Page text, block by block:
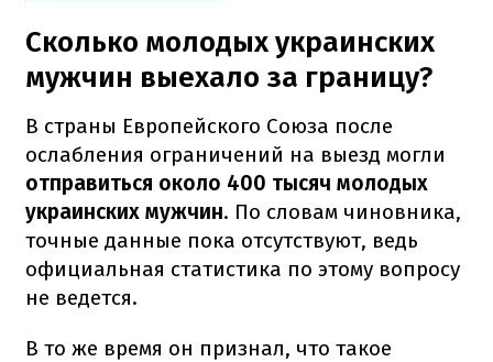
Сколько молодых украинских
мужчин выехало за границу?
В страны Европейского Союза после
ослабления ограничений на выезд могли
отправиться около 400 тысяч молодых
украинских мужчин. По словам чиновника,
точные данные пока отсутствуют, ведь
официальная статистика по этому вопросу
не ведется.
В то же время он признал, что такое